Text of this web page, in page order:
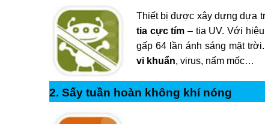
Thiết bị được xây dựng dựa
tia cực tím – tia UV. Với
gấp 64 lần ánh sáng mặt
vi khuẩn, virus, nấm mốc…
2. Sấy tuần hoàn không khí nóng